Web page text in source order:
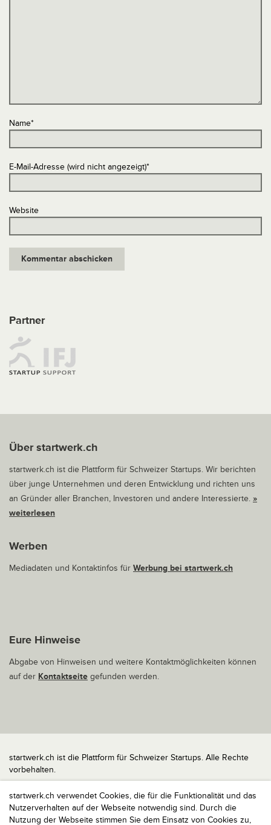
startwerk.ch verwendet Cookies, die für die Funktionalität und das
Nutzerverhalten auf der Webseite notwendig sind. Durch die
Nutzung der Webseite stimmen Sie dem Einsatz von Cookies zu,
Name*
E-Mail-Adresse (wird nicht angezeigt)*
Website
Partner
Über startwerk.ch
startwerk.ch ist die Plattform für Schweizer Startups. Wir berichten
über junge Unternehmen und deren Entwicklung und richten uns
an Gründer aller Branchen, Investoren und andere Interessierte. »
weiterlesen
Werben
Mediadaten und Kontaktinfos für Werbung bei startwerk.ch
Eure Hinweise
Abgabe von Hinweisen und weitere Kontaktmöglichkeiten können
auf der Kontaktseite gefunden werden.
startwerk.ch ist die Plattform für Schweizer Startups. Alle Rechte
vorbehalten.
Impressum
Kontakt
nach oben